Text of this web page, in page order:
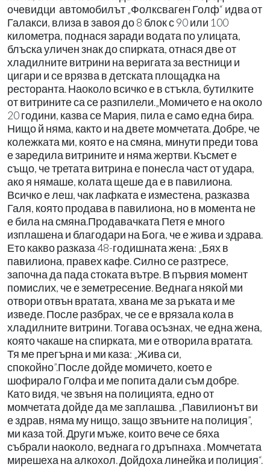
очевидци автомобилът „Фолксваген Голф“ идва от
Галакси, влиза в завоя до 8 блок с 90 или 100
километра, поднася заради водата по улицата,
блъска уличен знак до спирката, отнася две от
хладилните витрини на веригата за вестници и
цигари и се врязва в детската площадка на
ресторанта. Наоколо всичко е в стъкла, бутилките
от витрините са се разпилели.„Момичето е на около
20 години, казва се Мария, пила е само една бира.
Нищо й няма, както и на двете момчетата. Добре, че
колежката ми, която е на смяна, минути преди това
е заредила витрините и няма жертви. Късмет е
също, че третата витрина е понесла част от удара,
ако я нямаше, колата щеше да е в павилиона.
Всичко е леш, чак лафката е изместена, разказва
Галя, която продава в павилиона, но в момента не
е била на смяна.Продавачката Петя е много
изплашена и благодари на Бога, че е жива и здрава.
Ето какво разказа 48-годишната жена: „Бях в
павилиона, правех кафе. Силно се разтресе,
започна да пада стоката вътре. В първия момент
помислих, че е земетресение. Веднага някой ми
отвори отвън вратата, хвана ме за ръката и ме
изведе. После разбрах, че се е врязала кола в
хладилните витрини. Тогава осъзнах, че една жена,
която чакаше на спирката, ми е отворила вратата.
Тя ме прегърна и ми каза: „Жива си,
спокойно”.После дойде момичето, което е
шофирало Голфа и ме попита дали съм добре.
Като видя, че звъня на полицията, едно от
момчетата дойде да ме заплашва. „Павилионът ви
е здрав, няма му нищо, защо звъните на полиция”,
ми каза той. Други мъже, които вече се бяха
събрали наоколо, веднага го дръпнаха . Момчетата
мирешеха на алкохол. Дойдоха линейка и полиция“.